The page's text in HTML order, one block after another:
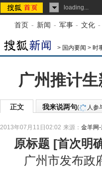
loading...
首页 - 新闻 - 军事 - 文化 -
> 国内要闻 > 时
广州推计
正文 我来说两句( 人参
2013年07月11日02:02 来源： 金羊网
原标题 [首次明
广州市发布政府